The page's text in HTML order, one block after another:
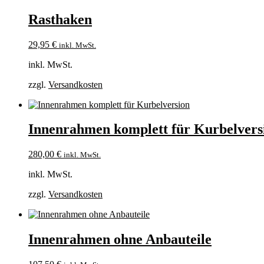
Rasthaken
29,95 € inkl. MwSt.
inkl. MwSt.
zzgl. Versandkosten
Innenrahmen komplett für
280,00 € inkl. MwSt.
inkl. MwSt.
zzgl. Versandkosten
Innenrahmen ohne Anbauteile